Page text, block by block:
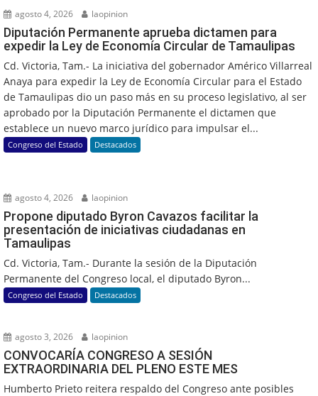
agosto 4, 2026 laopinion
Diputación Permanente aprueba dictamen para
expedir la Ley de Economía Circular de Tamaulipas
Cd. Victoria, Tam.- La iniciativa del gobernador Américo Villarreal
Anaya para expedir la Ley de Economía Circular para el Estado
de Tamaulipas dio un paso más en su proceso legislativo, al ser
aprobado por la Diputación Permanente el dictamen que
establece un nuevo marco jurídico para impulsar el...
Congreso del Estado Destacados
agosto 4, 2026 laopinion
Propone diputado Byron Cavazos facilitar la
presentación de iniciativas ciudadanas en
Tamaulipas
Cd. Victoria, Tam.- Durante la sesión de la Diputación
Permanente del Congreso local, el diputado Byron...
Congreso del Estado Destacados
agosto 3, 2026 laopinion
CONVOCARÍA CONGRESO A SESIÓN
EXTRAORDINARIA DEL PLENO ESTE MES
Humberto Prieto reitera respaldo del Congreso ante posibles